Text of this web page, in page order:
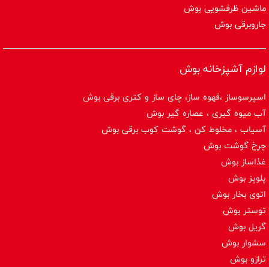
ماشین ظرفشویی بوش
جاروبرقی بوش
لوازم آشپزخانه بوش
اسپرسوساز ،قهوه ساز، چای ساز و کتری برقی بوش
آب میوه گیری ، عصاره گیر بوش
آسیاب ، مخلوط کن ، گوشت کوب برقی بوش
چرخ گوشت بوش
غذاساز بوش
پلوپز بوش
اتوی بخار بوش
توستر بوش
گریل بوش
سشوار بوش
ترازو بوش